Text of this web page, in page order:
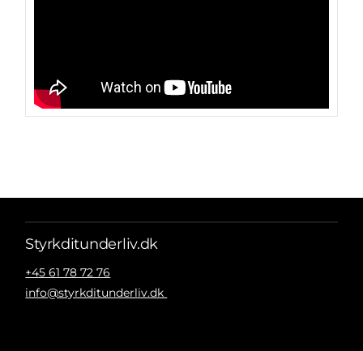
Styrkditunderliv.dk
+45 61 78 72 76
info@styrkditunderliv.dk